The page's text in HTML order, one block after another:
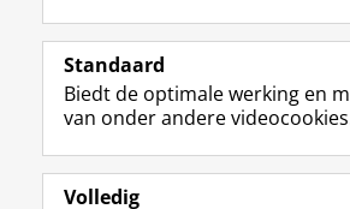
Volg ons op
L
i
k
e
I
Studiekiezers
Alumni
Standaard
Biedt de optimale werking en
van onder andere
Volledig